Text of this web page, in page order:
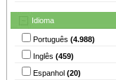
Idioma
Português (4.988)
Inglês (459)
Espanhol (20)